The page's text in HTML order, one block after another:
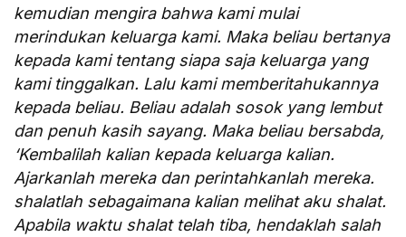
kemudian mengira bahwa kami mulai
merindukan keluarga kami. Maka beliau bertanya
kepada kami tentang siapa saja keluarga yang
kami tinggalkan. Lalu kami memberitahukannya
kepada beliau. Beliau adalah sosok yang lembut
dan penuh kasih sayang. Maka beliau bersabda,
‘Kembalilah kalian kepada keluarga kalian.
Ajarkanlah mereka dan perintahkanlah mereka.
shalatlah sebagaimana kalian melihat aku shalat.
Apabila waktu shalat telah tiba, hendaklah salah